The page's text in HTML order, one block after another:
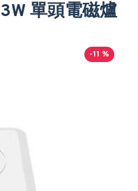
單頭電磁爐
-11 %